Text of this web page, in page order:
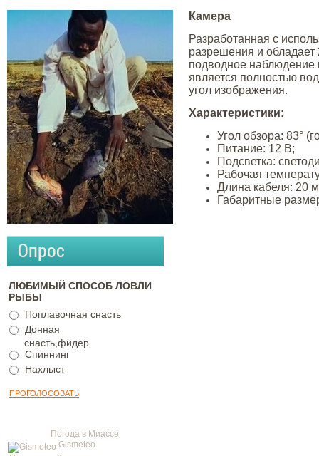
Камера
Разработанная с
разрешения и обладает
подводное наблюдение
является полностью
угол изображения.
Характеристики:
Угол обзора: 83°
Питание: 12 В;
Подсветка:
Рабочая
Длина кабеля: 20
Габаритные
Опрос
ЛЮБИМЫЙ СПОСОБ ЛОВЛИ
РЫБЫ
Поплавочная снасть
Донная
снасть,фидер
Спиннинг
Нахлыст
Погода в Миассе
Gismeteo